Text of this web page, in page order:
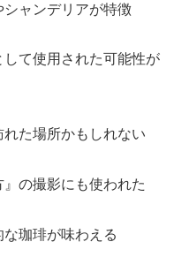
シャンデリアが特徴
して使用された可能性が
れた場所かもしれない
』の撮影にも使われた
な珈琲が味わえる